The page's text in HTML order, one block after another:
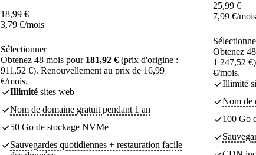
18,99 €
3,79 €/mois
Sélectionner
Obtenez 48 mois pour 181,92 € (prix d'origine :
911,52 €). Renouvellement au prix de 16,99
€/mois.
Illimité sites web
Nom de domaine gratuit pendant 1 an
50 Go de stockage NVMe
Sauvegardes quotidiennes + restauration facile
25,99 €
7,99 €/mois
Obtenez
1 247,52
€/mois.
Illimité
Nom de
100 Go